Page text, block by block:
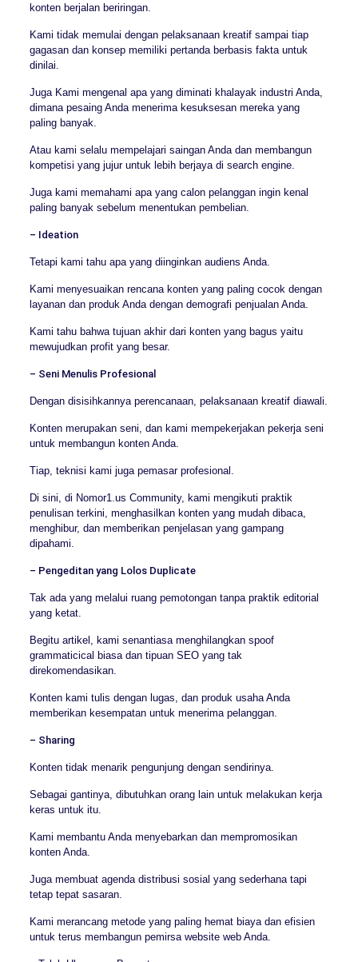
konten berjalan beriringan.
Kami tidak memulai dengan pelaksanaan kreatif sampai tiap
gagasan dan konsep memiliki pertanda berbasis fakta untuk
dinilai.
Juga Kami mengenal apa yang diminati khalayak industri Anda,
dimana pesaing Anda menerima kesuksesan mereka yang
paling banyak.
Atau kami selalu mempelajari saingan Anda dan membangun
kompetisi yang jujur untuk lebih berjaya di search engine.
Juga kami memahami apa yang calon pelanggan ingin kenal
paling banyak sebelum menentukan pembelian.
– Ideation
Tetapi kami tahu apa yang diinginkan audiens Anda.
Kami menyesuaikan rencana konten yang paling cocok dengan
layanan dan produk Anda dengan demografi penjualan Anda.
Kami tahu bahwa tujuan akhir dari konten yang bagus yaitu
mewujudkan profit yang besar.
– Seni Menulis Profesional
Dengan disisihkannya perencanaan, pelaksanaan kreatif diawali.
Konten merupakan seni, dan kami mempekerjakan pekerja seni
untuk membangun konten Anda.
Tiap, teknisi kami juga pemasar profesional.
Di sini, di Nomor1.us Community, kami mengikuti praktik
penulisan terkini, menghasilkan konten yang mudah dibaca,
menghibur, dan memberikan penjelasan yang gampang
dipahami.
– Pengeditan yang Lolos Duplicate
Tak ada yang melalui ruang pemotongan tanpa praktik editorial
yang ketat.
Begitu artikel, kami senantiasa menghilangkan spoof
grammaticical biasa dan tipuan SEO yang tak
direkomendasikan.
Konten kami tulis dengan lugas, dan produk usaha Anda
memberikan kesempatan untuk menerima pelanggan.
– Sharing
Konten tidak menarik pengunjung dengan sendirinya.
Sebagai gantinya, dibutuhkan orang lain untuk melakukan kerja
keras untuk itu.
Kami membantu Anda menyebarkan dan mempromosikan
konten Anda.
Juga membuat agenda distribusi sosial yang sederhana tapi
tetap tepat sasaran.
Kami merancang metode yang paling hemat biaya dan efisien
untuk terus membangun pemirsa website web Anda.